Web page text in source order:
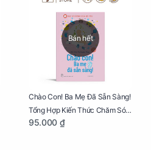
Bán hết
Chào Con! Ba Mẹ Đã Sẵn Sàng!
Tổng Hợp Kiến Thức Chăm Sóc
Trẻ Sơ Sinh
95.000 ₫